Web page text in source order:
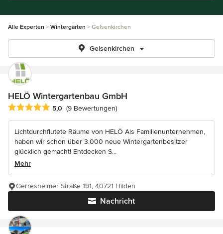
Alle Experten Wintergärten Gelsenkirchen
Gelsenkirchen
HELÖ Wintergartenbau GmbH
Durchschnittliche Bewertung: 5 von 5 Sternen
5,0 (9 Bewertungen)
Lichtdurchflutete Räume von HELÖ Als Familienunternehmen,
haben wir schon über 3.000 neue Wintergartenbesitzer
glücklich gemacht! Entdecken S...
Mehr
Nachricht
Gerresheimer Straße 191, 40721 Hilden